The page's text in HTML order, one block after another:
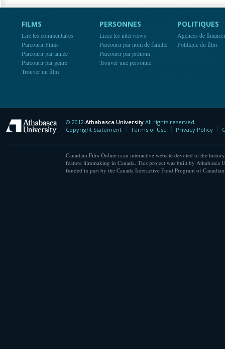
FILMS
Lire les commentaires
Parcourir Films
Parcourir par année
Parcourir par genre
Trouver un film
PERSONNES
Lisez les interviews
Parcourir par nom de famille
Parcourir par prénom
Trouver une personne
POLITIQUES
Agences de
Politique du film
Athabasca University
© 2012 Athabasca University All rights reserved.
Copyright Statement
Terms of Use Privacy Policy
Canadian Film Online is an interactive website devoted to the
feature filmmaking in Canada. This project was built by Athabasca
funded in part by the Canada Interactive Fund Program of